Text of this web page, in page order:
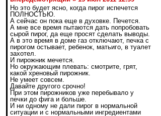
Но это будет ясно, когда пирог испечется
ПОЛНОСТЬЮ.
А сейчас он пока еще в духовке. Печется.
А мне все время пытаются дать попробовать
сырой пирог, да еще просят сделать выводы.
А в это время в доме газ отключают, печка с
пирогом остывает, ребенок, матьиго, в туалет
захотел.
И пирожник мечется.
Но окружающим плевать: смотрите, грят,
какой хреновый пирожник.
Не умеет совсем.
Давайте другого срочно!
При этом пирожников уже перебывало у
печки до фига и больше.
И ни одному не дали пирог в нормальной
ситуации и с нормальными ингредиентами